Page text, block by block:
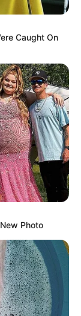
Caught On
Photo